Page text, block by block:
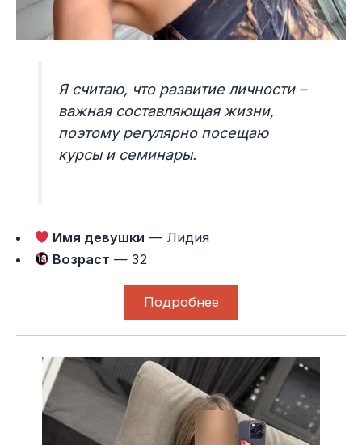
Я считаю, что развитие личности –
важная составляющая жизни,
поэтому регулярно посещаю
курсы и семинары.
Имя девушки — Лидия
Возраст — 32
Подробнее